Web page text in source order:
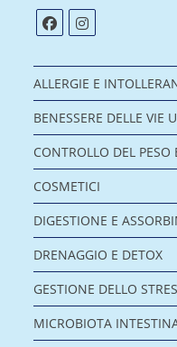
ALLERGIE E
BENESSERE DELLE VIE
CONTROLLO DEL
COSMETICI
DIGESTIONE E
DRENAGGIO E DETOX
GESTIONE DELLO
MICROBIOTA